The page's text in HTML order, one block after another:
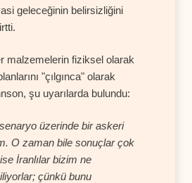
geleceğinin belirsizliğini
malzemelerin fiziksel olarak
"çılgınca" olarak
şu uyarılarda bulundu:
üzerinde bir askeri
O zaman bile sonuçlar çok
İranlılar bizim ne
çünkü bunu